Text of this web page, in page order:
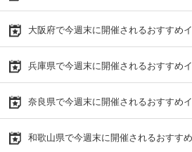
大阪府で今週末に開催されるおすすめ
兵庫県で今週末に開催されるおすすめ
奈良県で今週末に開催されるおすすめ
和歌山県で今週末に開催されるおすす